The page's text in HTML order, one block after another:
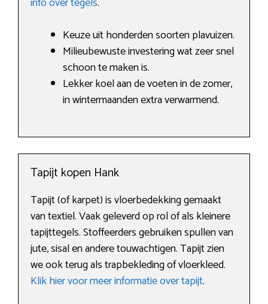
Keuze uit honderden soorten plavuizen.
Milieubewuste investering wat zeer snel
schoon te maken is.
Lekker koel aan de voeten in de zomer,
in wintermaanden extra verwarmend.
Tapijt kopen Hank
Tapijt (of karpet) is vloerbedekking gemaakt
van textiel. Vaak geleverd op rol of als kleinere
tapijttegels. Stoffeerders gebruiken spullen van
jute, sisal en andere touwachtigen. Tapijt zien
we ook terug als trapbekleding of vloerkleed.
Klik hier voor meer informatie over tapijt.